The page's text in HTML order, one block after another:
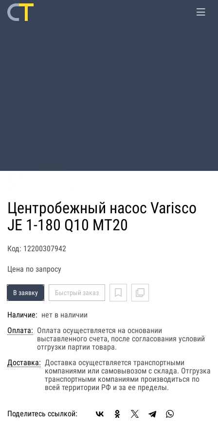
Центробежный насос Varisco
JE 1-180 Q10 MT20
Код: 12200307942
Цена по запросу
В заявку Быстрый заказ
Наличие: нет в наличии
Оплата: Оплата осуществляется на основании
выставленного счета, после согласования условий
отгрузки партии товара.
Доставка: Доставка осуществляется транспортными
компаниями или самовывозом с склада. Отгрузка
транспортными компаниями производиться по
всей территории РФ и за ее пределы.
Поделитесь ссылкой: